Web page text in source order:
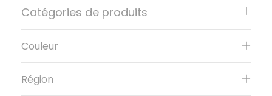
Catégories de produits
Couleur
Région